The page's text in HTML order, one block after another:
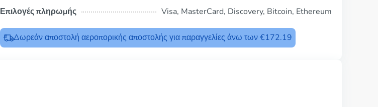
Επιλογές πληρωμής
Visa, MasterCard, Discovery, Bitcoin, Ethereum
Δωρεάν αποστολή αεροπορικής αποστολής για παραγγελίες άνω των €172.19